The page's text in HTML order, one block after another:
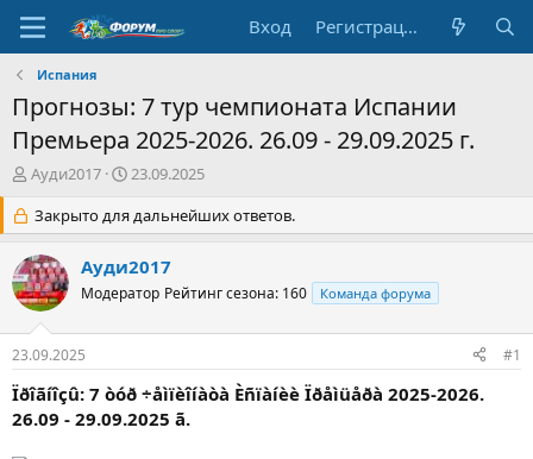
Вход Регистрация
Испания
Прогнозы: 7 тур чемпионата Испании
Премьера 2025-2026. 26.09 - 29.09.2025 г.
А
т
о
р
т
е
м
Ауди2017
Д
т
а
н
а
ч
а
23.09.2025
Закрыто для дальнейших ответов.
Ауди2017
Модератор Рейтинг сезона: 160 Команда форума
23.09.2025 #1
Ïðîãíîçû: 7 òóð ÷åìïèîíàòà Èñïàíèè Ïðåìüåðà 2025-2026.
26.09 - 29.09.2025 ã.